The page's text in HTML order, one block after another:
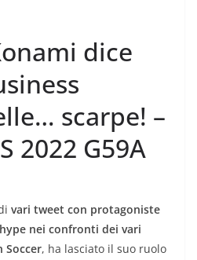
dice
scarpe! –
2022 G59A
vari tweet con protagoniste
nei confronti dei vari
Soccer, ha lasciato il suo ruolo